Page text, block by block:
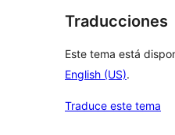
Traducciones
Este tema está
English (US).
Traduce este tema